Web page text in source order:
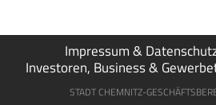
Impressum &
Investoren, Business &
STADT CHEMNITZ-